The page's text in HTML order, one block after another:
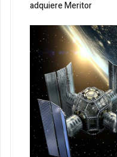
adquiere Meritor